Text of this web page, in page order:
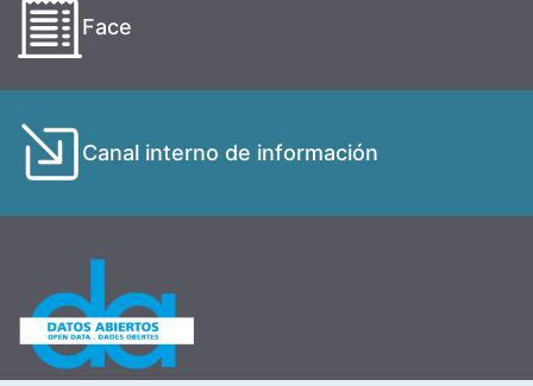
Face
Canal interno de información